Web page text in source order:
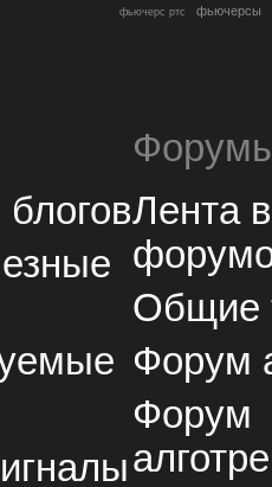
фьючерс ртс фьючерсы
Лента
Общие
Форум
Форум